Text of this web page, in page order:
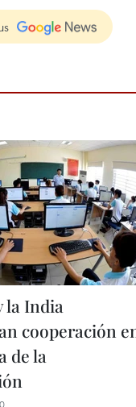
la India
cooperación
de la